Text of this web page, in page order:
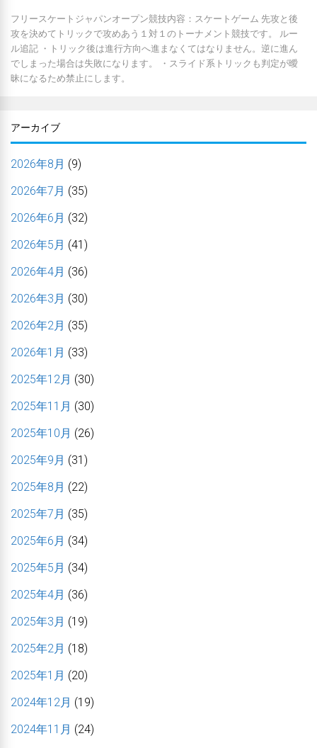
フリースケートジャパンオープン競技内容：スケートゲーム 先攻と後
攻を決めてトリックで攻めあう１対１のトーナメント競技です。 ルー
ル追記 ・トリック後は進行方向へ進まなくてはなりません。逆に進ん
でしまった場合は失敗になります。 ・スライド系トリックも判定が曖
昧になるため禁止にします。
アーカイブ
2026年8月 (9)
2026年7月 (35)
2026年6月 (32)
2026年5月 (41)
2026年4月 (36)
2026年3月 (30)
2026年2月 (35)
2026年1月 (33)
2025年12月 (30)
2025年11月 (30)
2025年10月 (26)
2025年9月 (31)
2025年8月 (22)
2025年7月 (35)
2025年6月 (34)
2025年5月 (34)
2025年4月 (36)
2025年3月 (19)
2025年2月 (18)
2025年1月 (20)
2024年12月 (19)
2024年11月 (24)